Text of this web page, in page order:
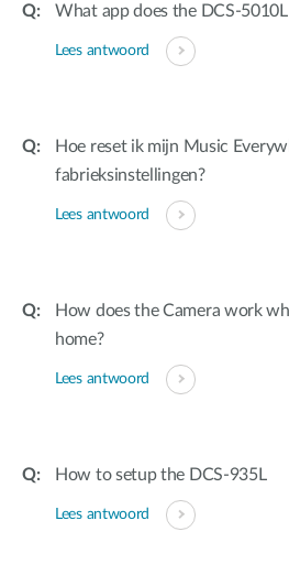
What app does the DCS-
Lees antwoord
Hoe reset ik mijn Music
fabrieksinstellingen?
Lees antwoord
How does the Camera work
home?
Lees antwoord
How to setup the DCS-935L
Lees antwoord